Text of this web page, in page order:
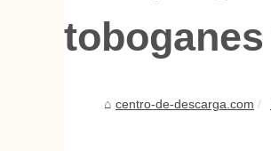
centro-de-descarga.com